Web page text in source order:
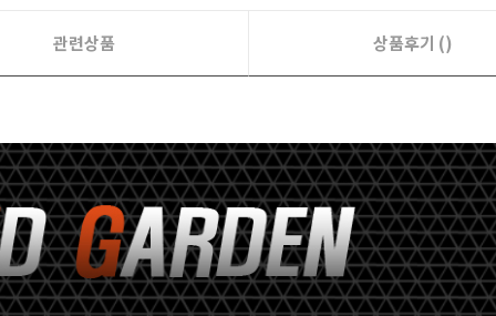
관련상품 상품후기 ()